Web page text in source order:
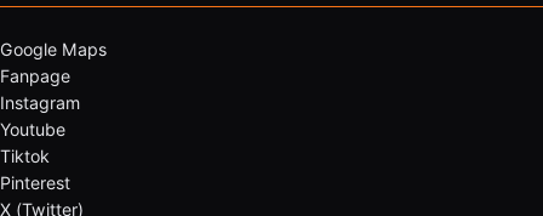
Google Maps
Fanpage
Instagram
Youtube
Tiktok
Pinterest
X (Twitter)